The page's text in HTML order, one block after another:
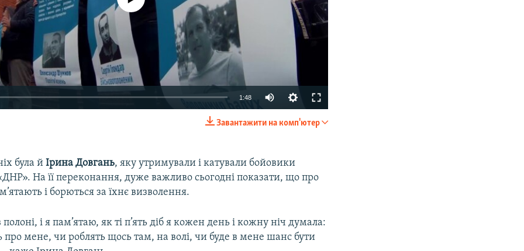
1:48
Завантажити на комп'ютер
була йІрина Довгань, яку утримували і катували бойовики
На її переконання, дуже важливо сьогодні показати, що про
і борються за їхнє визволення.
і я пам’ятаю, як ті п’ять діб я кожен день і кожну ніч думала:
про мене, чи роблять щось там, на волі, чи буде в мене шанс бути